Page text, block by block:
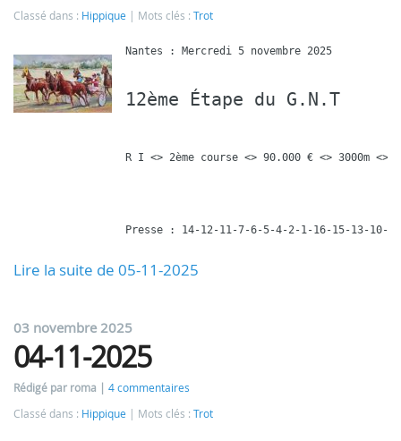
Classé dans : Hippique Mots clés : Trot
12ème Étape du G.N.T
R I <> 2ème course <> 90.000 € <> 3000m <>
Presse : 14-12-11-7-6-5-4-2-1-16-15-13-10-
Lire la suite de 05-11-2025
03 novembre 2025
04-11-2025
Rédigé par roma
4 commentaires
Classé dans : Hippique Mots clés : Trot